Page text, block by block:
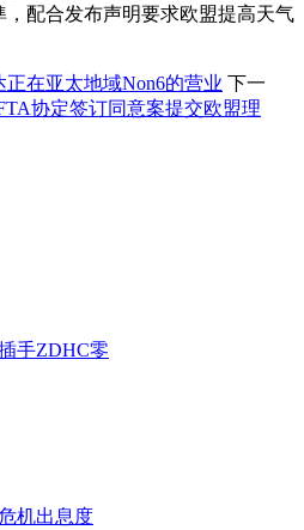
配合发布声明要求欧盟提高天气
正在亚太地域Non6的营业 下一
协定签订同意案提交欧盟理
手ZDHC零
机出息度